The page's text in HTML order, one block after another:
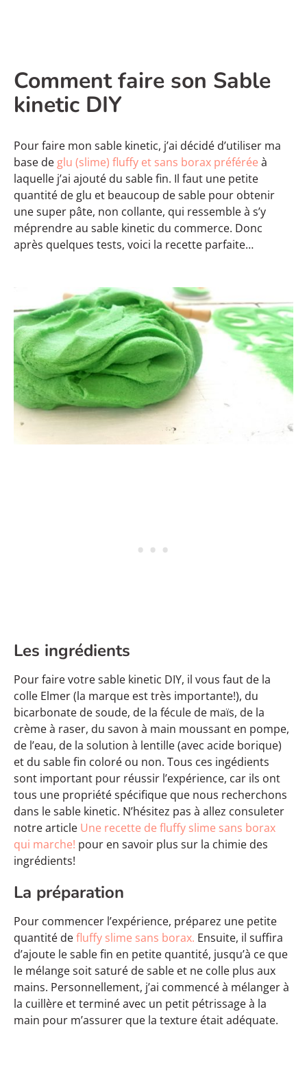
Comment faire son Sable
kinetic DIY
Pour faire mon sable kinetic, j’ai décidé d’utiliser ma
base de glu (slime) fluffy et sans borax préférée à
laquelle j’ai ajouté du sable fin. Il faut une petite
quantité de glu et beaucoup de sable pour obtenir
une super pâte, non collante, qui ressemble à s’y
méprendre au sable kinetic du commerce. Donc
après quelques tests, voici la recette parfaite…
Les ingrédients
Pour faire votre sable kinetic DIY, il vous faut de la
colle Elmer (la marque est très importante!), du
bicarbonate de soude, de la fécule de maïs, de la
crème à raser, du savon à main moussant en pompe,
de l’eau, de la solution à lentille (avec acide borique)
et du sable fin coloré ou non. Tous ces ingédients
sont important pour réussir l’expérience, car ils ont
tous une propriété spécifique que nous recherchons
dans le sable kinetic. N’hésitez pas à allez consuleter
notre article Une recette de fluffy slime sans borax
qui marche! pour en savoir plus sur la chimie des
ingrédients!
La préparation
Pour commencer l’expérience, préparez une petite
quantité defluffy slime sans borax. Ensuite, il suffira
d’ajoute le sable fin en petite quantité, jusqu’à ce que
le mélange soit saturé de sable et ne colle plus aux
mains. Personnellement, j’ai commencé à mélanger à
la cuillère et terminé avec un petit pétrissage à la
main pour m’assurer que la texture était adéquate.